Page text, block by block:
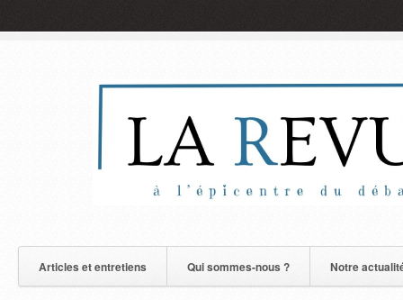
Articles et entretiens Qui sommes-nous ? Notre